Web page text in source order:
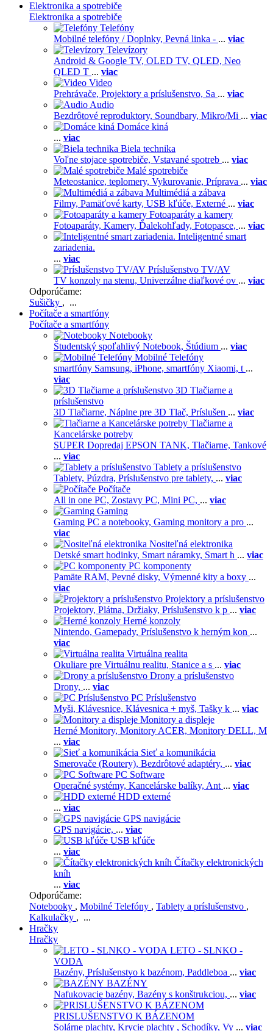
Elektronika a spotrebiče
Elektronika a spotrebiče
Telefóny
Mobilné telefóny / Doplnky, Pevná linka - ... viac
Televízory
Android & Google TV, OLED TV, QLED, Neo
QLED T ... viac
Video
Prehrávače, Projektory a príslušenstvo, Sa ... viac
Audio
Bezdrôtové reproduktory, Soundbary, Mikro/Mi ... viac
Domáce kiná
... viac
Biela technika
Voľne stojace spotrebiče, Vstavané spotreb ... viac
Malé spotrebiče
Meteostanice, teplomery, Vykurovanie, Príprava ... viac
Multimédiá a zábava
Filmy, Pamäťové karty, USB kľúče, Externé ... viac
Fotoaparáty a kamery
Fotoaparáty, Kamery, Ďalekohľady, Fotopasce, ... viac
Inteligentné smart
zariadenia.
... viac
Príslušenstvo TV/AV
TV konzoly na stenu, Univerzálne diaľkové ov ... viac
Odporúčame:
Sušičky , ...
Počítače a smartfóny
Počítače a smartfóny
Notebooky
Študentský spoľahlivý Notebook, Štúdium ... viac
Mobilné Telefóny
smartfóny Samsung, iPhone, smartfóny Xiaomi, t ...
viac
3D Tlačiarne a
príslušenstvo
3D Tlačiarne, Náplne pre 3D Tlač, Príslušen ... viac
Tlačiarne a
Kancelárske potreby
SUPER Dopredaj EPSON TANK, Tlačiarne, Tankové
... viac
Tablety a príslušenstvo
Tablety, Púzdra, Príslušenstvo pre tablety, ... viac
Počítače
All in one PC, Zostavy PC, Mini PC, ... viac
Gaming
Gaming PC a notebooky, Gaming monitory a pro ...
viac
Nositeľná elektronika
Detské smart hodinky, Smart náramky, Smart h ... viac
PC komponenty
Pamäte RAM, Pevné disky, Výmenné kity a boxy ...
viac
Projektory a príslušenstvo
Projektory, Plátna, Držiaky, Príslušenstvo k p ... viac
Herné konzoly
Nintendo, Gamepady, Príslušenstvo k herným kon ...
viac
Virtuálna realita
Okuliare pre Virtuálnu realitu, Stanice a s ... viac
Drony a príslušenstvo
Drony, ... viac
PC Príslušenstvo
Myši, Klávesnice, Klávesnica + myš, Tašky k ... viac
Monitory a displeje
Herné Monitory, Monitory ACER, Monitory DELL, M
... viac
Sieť a komunikácia
Smerovače (Routery), Bezdrôtové adaptéry, ... viac
PC Software
Operačné systémy, Kancelárske balíky, Ant ... viac
HDD externé
... viac
GPS navigácie
GPS navigácie, ... viac
USB kľúče
... viac
Čítačky elektronických
kníh
... viac
Odporúčame:
Notebooky , Mobilné Telefóny , Tablety a príslušenstvo ,
Kalkulačky , ...
Hračky
Hračky
LETO - SLNKO -
VODA
Bazény, Príslušenstvo k bazénom, Paddleboa ... viac
BAZÉNY
Nafukovacie bazény, Bazény s konštrukciou, ... viac
PRISLUŠENSTVO K BÁZENOM
Solárne plachty, Krycie plachty , Schodíky, Vy ... viac